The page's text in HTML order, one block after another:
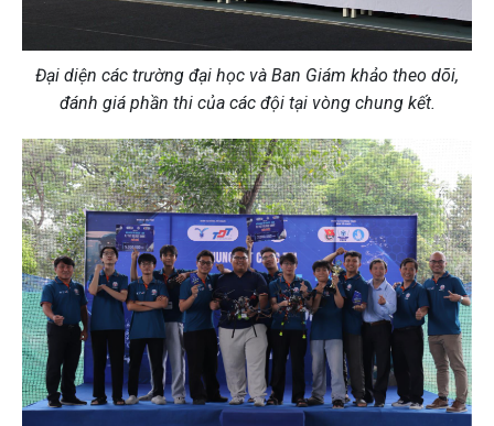
Đại diện các trường đại học và Ban Giám khảo theo dõi,
đánh giá phần thi của các đội tại vòng chung kết.